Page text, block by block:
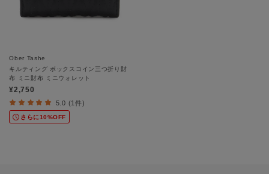
Ober Tashe
キルティング ボックスコイン三つ折り財
布 ミニ財布 ミニウォレット
¥2,750
5.0 (1件)
さらに10%OFF